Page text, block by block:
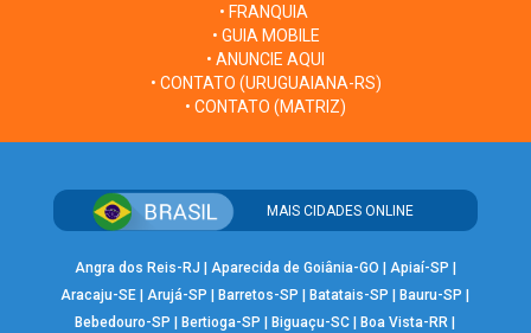
• FRANQUIA
• GUIA MOBILE
• ANUNCIE AQUI
• CONTATO (URUGUAIANA-RS)
• CONTATO (MATRIZ)
MAIS CIDADES ONLINE
Angra dos Reis-RJ Aparecida de Goiânia-GO Apiaí-SP
Aracaju-SE |Arujá-SP Barretos-SP Batatais-SP Bauru-SP
Bebedouro-SP
Bertioga-SP Biguaçu-SC Boa Vista-RR